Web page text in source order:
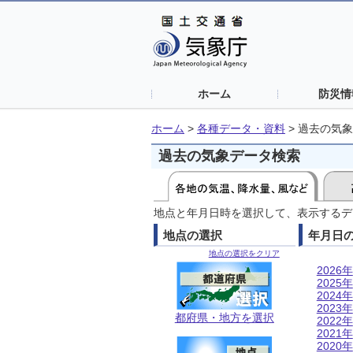
ホーム 防災
ホーム > 各種データ・資料 > 過去の気
過去の気象データ検索
地点と年月日時を選択して、表示する
地点の選択
地点の選択をクリア
都府県・地方を選択
年月日
2026年
2025年
2024年
2023年
2022年
2021年
2020年